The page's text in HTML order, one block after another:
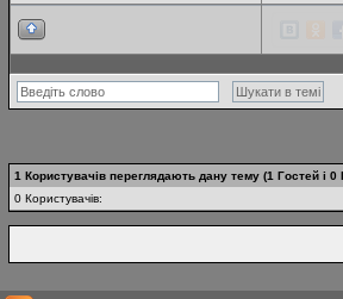
1 Користувачів переглядають дану тему (1 Гостей і
0 Користувачів: